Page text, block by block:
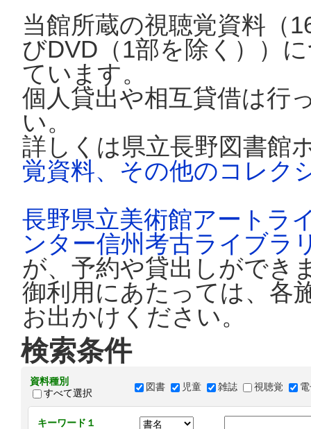
当館所蔵の視聴覚資料（
びDVD（1部を除く））
ています。
個人貸出や相互貸借は行
い。
詳しくは県立長野図書館
覚資料、その他のコレク
長野県立美術館アートラ
ンター信州考古ライブラ
が、予約や貸出しができ
御利用にあたっては、各
お出かけください。
検索条件
資料種別
すべて選択
図書 児童 雑誌 視聴覚
キーワード１